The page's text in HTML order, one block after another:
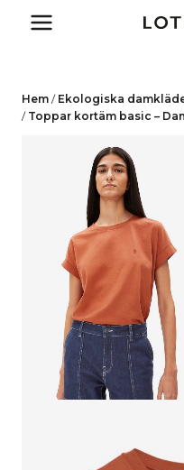
Hem / Ekologiska
/ Toppar kortäm basic –